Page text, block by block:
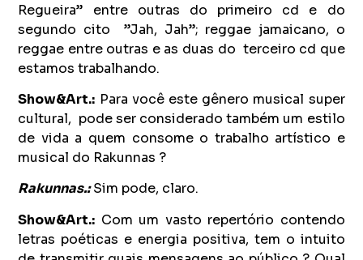
Regueira” entre outras do primeiro cd e do
segundo cito ”Jah, Jah”; reggae jamaicano, o
reggae entre outras e as duas do terceiro cd que
estamos trabalhando.
Show&Art.: Para você este gênero musical super
cultural, pode ser considerado também um estilo
de vida a quem consome o trabalho artístico e
musical do Rakunnas ?
Rakunnas.:Sim pode, claro.
Show&Art.: Com um vasto repertório contendo
letras poéticas e energia positiva, tem o intuito